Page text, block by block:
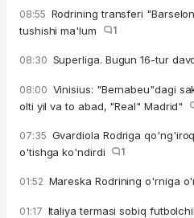
08:55 Rodrining transferi
tushishi ma'lum
1
08:30 Superliga. Bugun 16-tur
08:00 Vinisius: "Bernabeu"dagi
olti yil va to abad, "Real" Madrid"
07:35 Gvardiola Rodriga
o'tishga ko'ndirdi
1
01:52 Mareska Rodrining o'rniga
01:17 Italiya termasi sobiq